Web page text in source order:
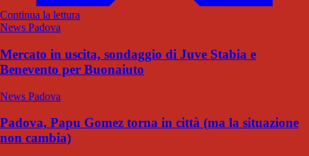
Continua la lettura
News Padova
Mercato in uscita, sondaggio di Juve Stabia e
Benevento per Buonaiuto
News Padova
Padova, Papu Gomez torna in città (ma la situazione
non cambia)